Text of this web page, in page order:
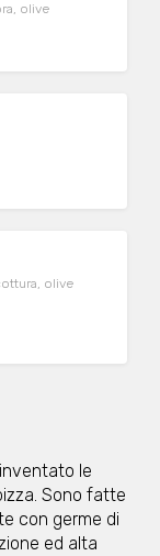
olive
olive
le
Sono fatte
con germe di
ed alta